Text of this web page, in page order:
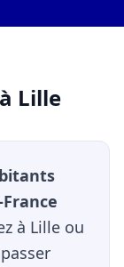
Lille
à Lille ou